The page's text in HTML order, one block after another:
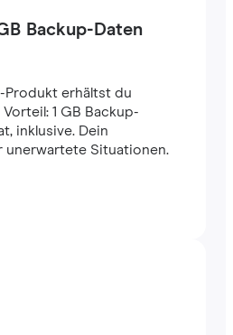
Backup-Daten
Produkt erhältst du
1 GB Backup-
inklusive. Dein
unerwartete Situationen.